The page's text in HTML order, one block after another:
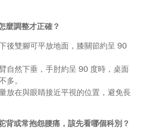
麼調整才正確？
後雙腳可平放地面，膝關節約呈 90
自然下垂，手肘約呈 90 度時，桌面
多。
放在與眼睛接近平視的位置，避免長
背或常抱怨腰痛，該先看哪個科別？